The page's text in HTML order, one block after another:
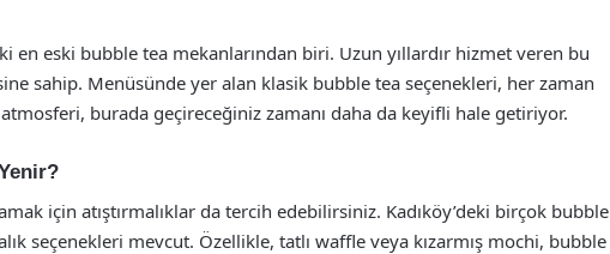
en eski bubble tea mekanlarından biri. Uzun yıllardır hizmet veren bu
sahip. Menüsünde yer alan klasik bubble tea seçenekleri, her zaman
atmosferi, burada geçireceğiniz zamanı daha da keyifli hale getiriyor.
için atıştırmalıklar da tercih edebilirsiniz. Kadıköy’deki birçok bubble
seçenekleri mevcut. Özellikle, tatlı waffle veya kızarmış mochi, bubble